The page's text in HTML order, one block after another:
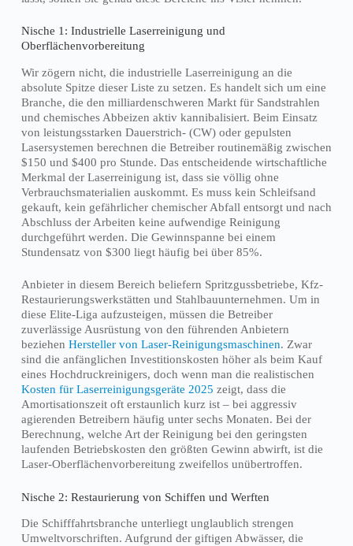
Nische 1: Industrielle Laserreinigung und
Oberflächenvorbereitung
Wir zögern nicht, die industrielle Laserreinigung an die
absolute Spitze dieser Liste zu setzen. Es handelt sich um eine
Branche, die den milliardenschweren Markt für Sandstrahlen
und chemisches Abbeizen aktiv kannibalisiert. Beim Einsatz
von leistungsstarken Dauerstrich- (CW) oder gepulsten
Lasersystemen berechnen die Betreiber routinemäßig zwischen
$150 und $400 pro Stunde. Das entscheidende wirtschaftliche
Merkmal der Laserreinigung ist, dass sie völlig ohne
Verbrauchsmaterialien auskommt. Es muss kein Schleifsand
gekauft, kein gefährlicher chemischer Abfall entsorgt und nach
Abschluss der Arbeiten keine aufwendige Reinigung
durchgeführt werden. Die Gewinnspanne bei einem
Stundensatz von $300 liegt häufig bei über 85%.
Anbieter in diesem Bereich beliefern Spritzgussbetriebe, Kfz-
Restaurierungswerkstätten und Stahlbauunternehmen. Um in
diese Elite-Liga aufzusteigen, müssen die Betreiber
zuverlässige Ausrüstung von den führenden Anbietern
beziehen Hersteller von Laser-Reinigungsmaschinen. Zwar
sind die anfänglichen Investitionskosten höher als beim Kauf
eines Hochdruckreinigers, doch wenn man die realistischen
Kosten für Laserreinigungsgeräte 2025 zeigt, dass die
Amortisationszeit oft erstaunlich kurz ist – bei aggressiv
agierenden Betreibern häufig unter sechs Monaten. Bei der
Berechnung, welche Art der Reinigung bei den geringsten
laufenden Betriebskosten den größten Gewinn abwirft, ist die
Laser-Oberflächenvorbereitung zweifellos unübertroffen.
Nische 2: Restaurierung von Schiffen und Werften
Die Schifffahrtsbranche unterliegt unglaublich strengen
Umweltvorschriften. Aufgrund der giftigen Abwässer, die